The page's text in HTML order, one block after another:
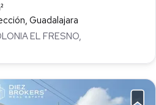
Guadalajara
EL FRESNO,